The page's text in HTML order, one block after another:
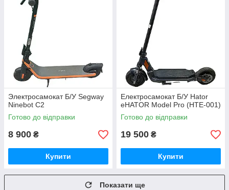
Электросамокат Б/У Segway
Ninebot C2
Готово до відправки
8 900 ₴
Купити
Електросамокат Б/У Hator
eHATOR Model Pro (HTE-001)
Готово до відправки
19 500 ₴
Купити
Показати ще